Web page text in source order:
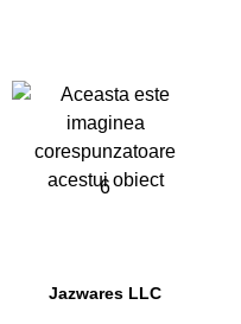
6
Jazwares LLC